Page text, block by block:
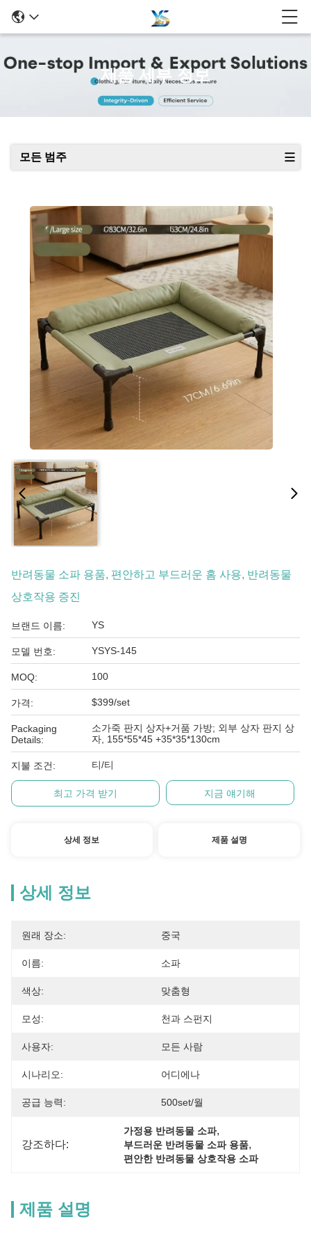
제품 세부 정보
모든 범주
반려동물 소파 용품, 편안하고 부드러운 홈 사용, 반려동물
상호작용 증진
브랜드 이름: YS
모델 번호: YSYS-145
MOQ: 100
가격: $399/set
Packaging
Details:
소가죽 판지 상자+거품 가방; 외부 상자 판지 상
자, 155*55*45 +35*35*130cm
지불 조건: 티/티
최고 가격 받기 지금 얘기해
상세 정보 제품 설명
상세 정보
원래 장소: 중국
이름: 소파
색상: 맞춤형
모성: 천과 스펀지
사용자: 모든 사람
시나리오: 어디에나
공급 능력: 500set/월
강조하다:
가정용 반려동물 소파,
부드러운 반려동물 소파 용품,
편안한 반려동물 상호작용 소파
제품 설명